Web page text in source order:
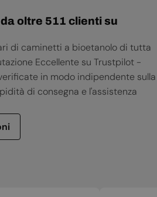
oltre 511 clienti su
di caminetti a bioetanolo di tutta
Eccellente su Trustpilot -
in modo indipendente sulla
di consegna e l'assistenza